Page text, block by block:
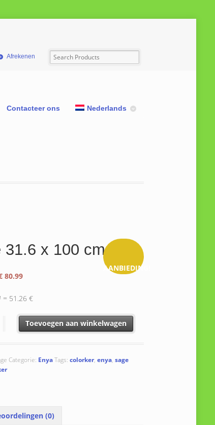
Afrekenen
Contacteer ons Nederlands
AANBIEDING!
31.6 x 100 cm
80.99Huidige
is:
= 51.26 €
100 cm aantalToevoegen aan winkelwagen
Categorie: Enya Tags: colorker, enya, sage
(0)